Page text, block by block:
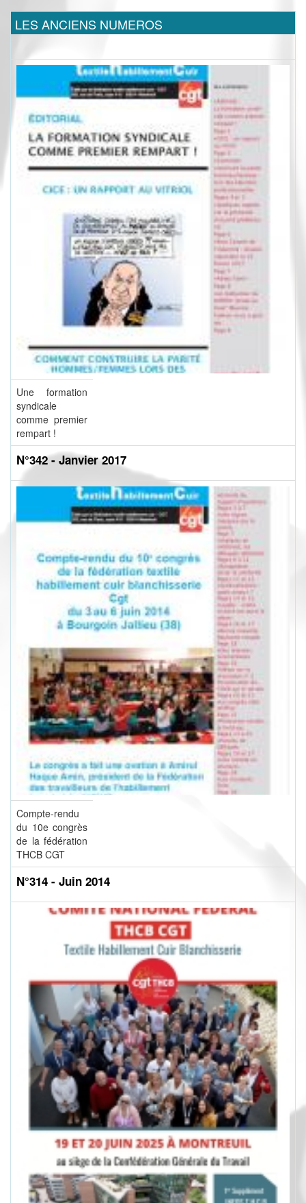
LES ANCIENS NUMEROS
Une formation
syndicale
comme premier
rempart !
N°342 - Janvier 2017
Compte-rendu
du 10e congrès
de la fédération
THCB CGT
N°314 - Juin 2014